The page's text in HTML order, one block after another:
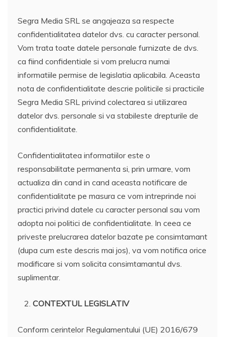
Segra Media SRL se angajeaza sa respecte
confidentialitatea datelor dvs. cu caracter personal.
Vom trata toate datele personale furnizate de dvs.
ca fiind confidentiale si vom prelucra numai
informatiile permise de legislatia aplicabila. Aceasta
nota de confidentialitate descrie politicile si practicile
Segra Media SRL privind colectarea si utilizarea
datelor dvs. personale si va stabileste drepturile de
confidentialitate.
Confidentialitatea informatiilor este o
responsabilitate permanenta si, prin urmare, vom
actualiza din cand in cand aceasta notificare de
confidentialitate pe masura ce vom intreprinde noi
practici privind datele cu caracter personal sau vom
adopta noi politici de confidentialitate. In ceea ce
priveste prelucrarea datelor bazate pe consimtamant
(dupa cum este descris mai jos), va vom notifica orice
modificare si vom solicita consimtamantul dvs.
suplimentar.
CONTEXTUL LEGISLATIV
Conform cerintelor Regulamentului (UE) 2016/679